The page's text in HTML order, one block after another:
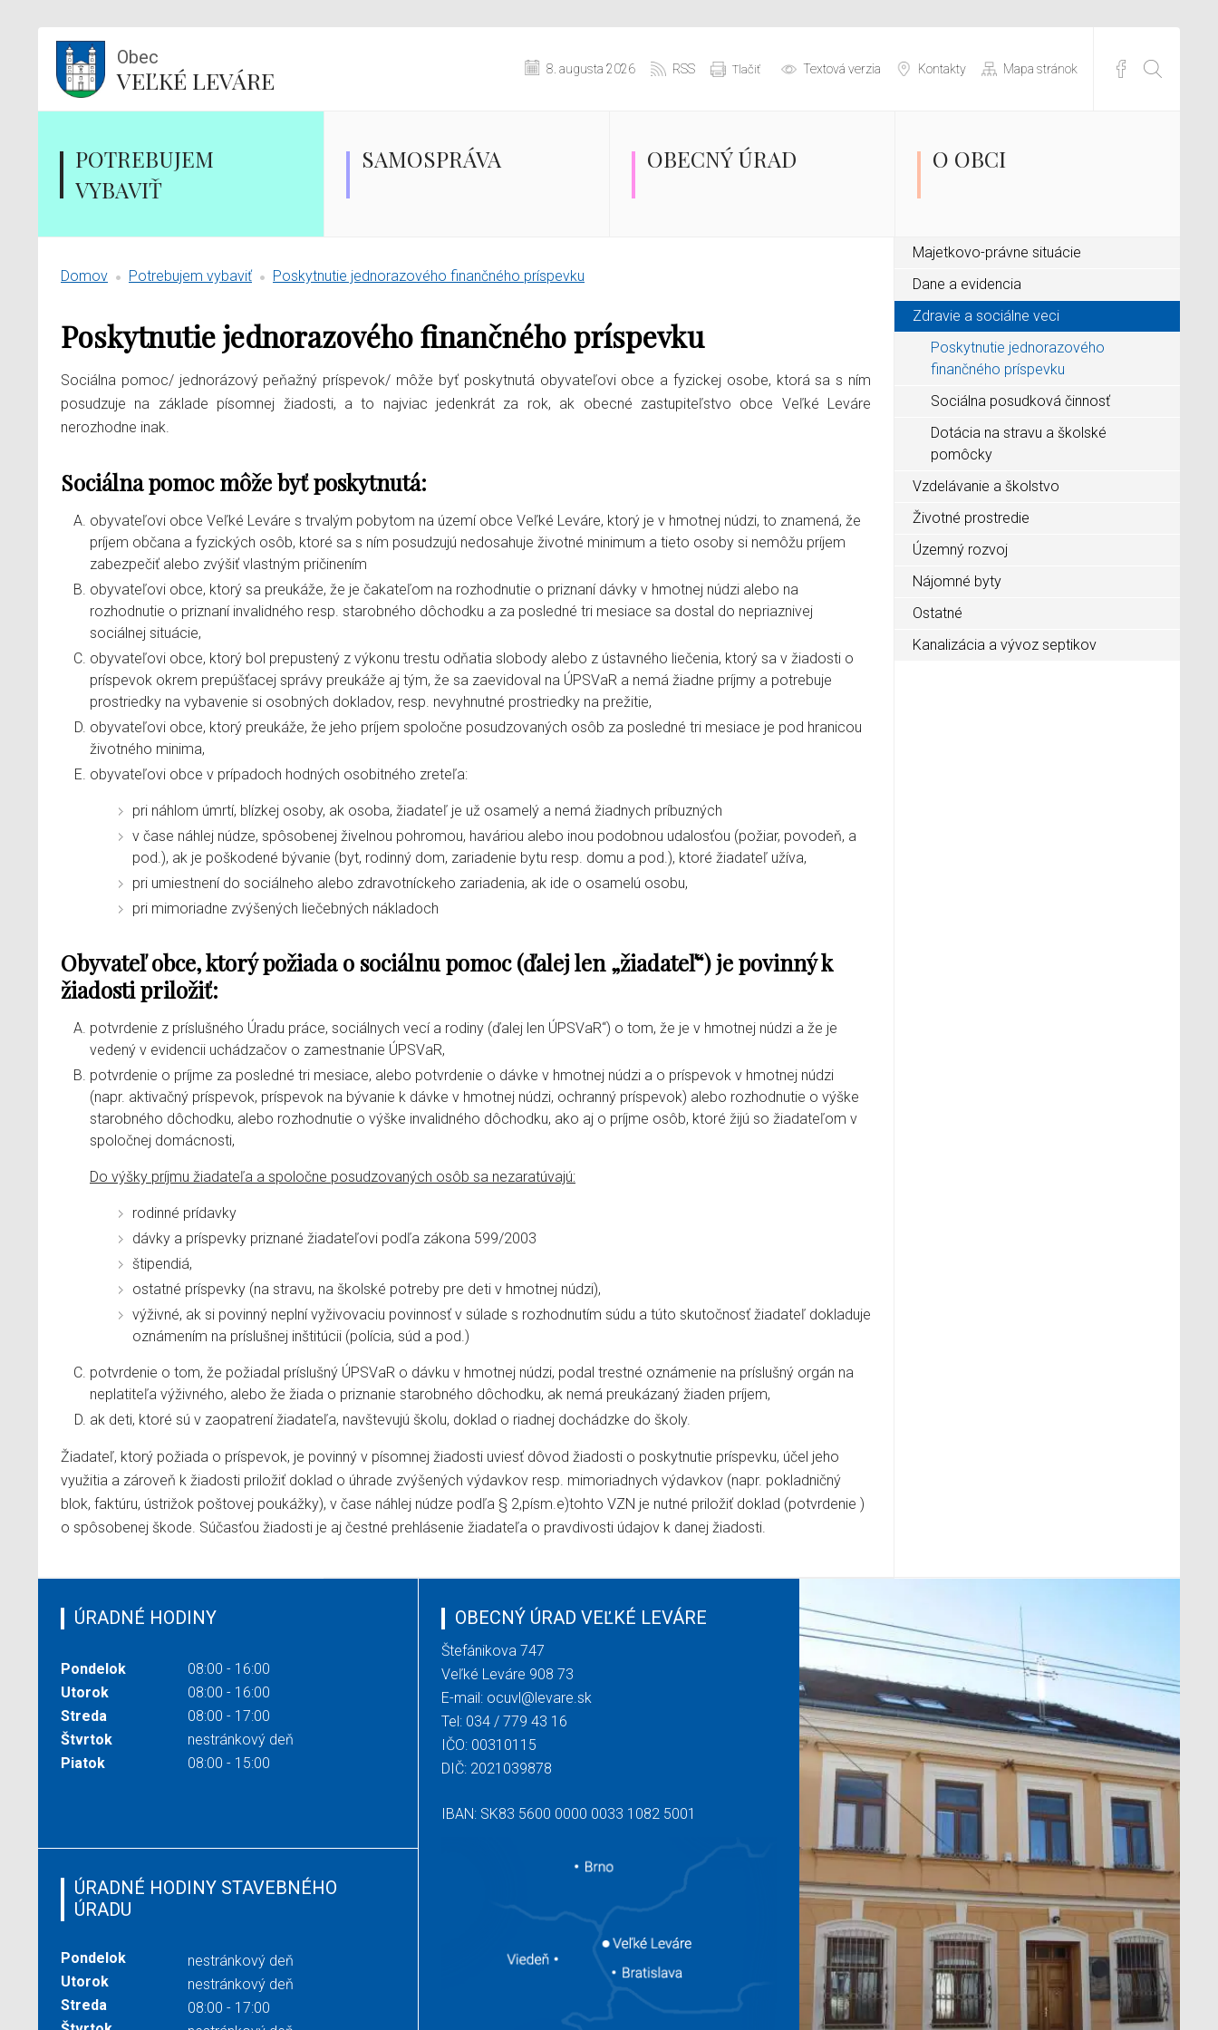
Obec
VEĽKÉ LEVÁRE 8. augusta 2026 RSS Tlačiť Textová verzia Kontakty Mapa stránok
POTREBUJEM
VYBAVIŤ
SAMOSPRÁVA OBECNÝ ÚRAD O OBCI
Domov Potrebujem vybaviť Poskytnutie jednorazového finančného príspevku
Poskytnutie jednorazového finančného príspevku
Sociálna pomoc/ jednorázový peňažný príspevok/ môže byť poskytnutá obyvateľovi obce a fyzickej osobe, ktorá sa s ním
posudzuje na základe písomnej žiadosti, a to najviac jedenkrát za rok, ak obecné zastupiteľstvo obce Veľké Leváre
nerozhodne inak.
Sociálna pomoc môže byť poskytnutá:
obyvateľovi obce Veľké Leváre s trvalým pobytom na území obce Veľké Leváre, ktorý je v hmotnej núdzi, to znamená, že
príjem občana a fyzických osôb, ktoré sa s ním posudzujú nedosahuje životné minimum a tieto osoby si nemôžu príjem
zabezpečiť alebo zvýšiť vlastným pričinením
obyvateľovi obce, ktorý sa preukáže, že je čakateľom na rozhodnutie o priznaní dávky v hmotnej núdzi alebo na
rozhodnutie o priznaní invalidného resp. starobného dôchodku a za posledné tri mesiace sa dostal do nepriaznivej
sociálnej situácie,
obyvateľovi obce, ktorý bol prepustený z výkonu trestu odňatia slobody alebo z ústavného liečenia, ktorý sa v žiadosti o
príspevok okrem prepúšťacej správy preukáže aj tým, že sa zaevidoval na ÚPSVaR a nemá žiadne príjmy a potrebuje
prostriedky na vybavenie si osobných dokladov, resp. nevyhnutné prostriedky na prežitie,
obyvateľovi obce, ktorý preukáže, že jeho príjem spoločne posudzovaných osôb za posledné tri mesiace je pod hranicou
životného minima,
obyvateľovi obce v prípadoch hodných osobitného zreteľa:
pri náhlom úmrtí, blízkej osoby, ak osoba, žiadateľ je už osamelý a nemá žiadnych príbuzných
v čase náhlej núdze, spôsobenej živelnou pohromou, haváriou alebo inou podobnou udalosťou (požiar, povodeň, a
pod.), ak je poškodené bývanie (byt, rodinný dom, zariadenie bytu resp. domu a pod.), ktoré žiadateľ užíva,
pri umiestnení do sociálneho alebo zdravotníckeho zariadenia, ak ide o osamelú osobu,
pri mimoriadne zvýšených liečebných nákladoch
Obyvateľ obce, ktorý požiada o sociálnu pomoc (ďalej len „žiadateľ“) je povinný k
žiadosti priložiť:
potvrdenie z príslušného Úradu práce, sociálnych vecí a rodiny (ďalej len ÚPSVaR“) o tom, že je v hmotnej núdzi a že je
vedený v evidencii uchádzačov o zamestnanie ÚPSVaR,
potvrdenie o príjme za posledné tri mesiace, alebo potvrdenie o dávke v hmotnej núdzi a o príspevok v hmotnej núdzi
(napr. aktivačný príspevok, príspevok na bývanie k dávke v hmotnej núdzi, ochranný príspevok) alebo rozhodnutie o výške
starobného dôchodku, alebo rozhodnutie o výške invalidného dôchodku, ako aj o príjme osôb, ktoré žijú so žiadateľom v
spoločnej domácnosti,
Do výšky príjmu žiadateľa a spoločne posudzovaných osôb sa nezaratúvajú:
rodinné prídavky
dávky a príspevky priznané žiadateľovi podľa zákona 599/2003
štipendiá,
ostatné príspevky (na stravu, na školské potreby pre deti v hmotnej núdzi),
výživné, ak si povinný neplní vyživovaciu povinnosť v súlade s rozhodnutím súdu a túto skutočnosť žiadateľ dokladuje
oznámením na príslušnej inštitúcii (polícia, súd a pod.)
potvrdenie o tom, že požiadal príslušný ÚPSVaR o dávku v hmotnej núdzi, podal trestné oznámenie na príslušný orgán na
neplatiteľa výživného, alebo že žiada o priznanie starobného dôchodku, ak nemá preukázaný žiaden príjem,
ak deti, ktoré sú v zaopatrení žiadateľa, navštevujú školu, doklad o riadnej dochádzke do školy.
Žiadateľ, ktorý požiada o príspevok, je povinný v písomnej žiadosti uviesť dôvod žiadosti o poskytnutie príspevku, účel jeho
využitia a zároveň k žiadosti priložiť doklad o úhrade zvýšených výdavkov resp. mimoriadnych výdavkov (napr. pokladničný
blok, faktúru, ústrižok poštovej poukážky), v čase náhlej núdze podľa § 2,písm.e)tohto VZN je nutné priložiť doklad (potvrdenie )
o spôsobenej škode. Súčasťou žiadosti je aj čestné prehlásenie žiadateľa o pravdivosti údajov k danej žiadosti.
Majetkovo-právne situácie
Dane a evidencia
Zdravie a sociálne veci
Poskytnutie jednorazového
finančného príspevku
Sociálna posudková činnosť
Dotácia na stravu a školské
pomôcky
Vzdelávanie a školstvo
Životné prostredie
Územný rozvoj
Nájomné byty
Ostatné
Kanalizácia a vývoz septikov
ÚRADNÉ HODINY
Pondelok
08:00 - 16:00
Utorok
08:00 - 16:00
Streda
08:00 - 17:00
Štvrtok
nestránkový deň
Piatok
08:00 - 15:00
ÚRADNÉ HODINY STAVEBNÉHO
ÚRADU
Pondelok
nestránkový deň
Utorok
nestránkový deň
Streda
08:00 - 17:00
OBECNÝ ÚRAD VEĽKÉ LEVÁRE
Štefánikova 747
Veľké Leváre 908 73
E-mail: ocuvl@levare.sk
Tel: 034 / 779 43 16
IČO: 00310115
DIČ: 2021039878
IBAN: SK83 5600 0000 0033 1082 5001